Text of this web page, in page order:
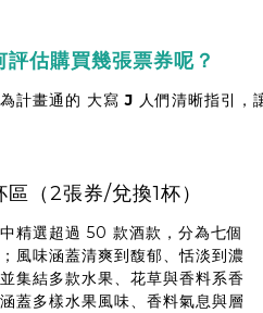
評估購買幾張票券呢？
計畫通的 大寫J 人們清晰指引，
區（2張券/兌換1杯）
精選超過 50 款酒款，分為七個
風味涵蓋清爽到馥郁、恬淡到濃
集結多款水果、花草與香料系香
蓋多樣水果風味、香料氣息與層